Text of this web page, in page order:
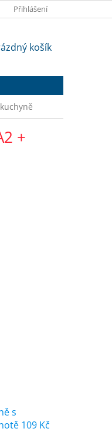
PLATBAPřihlášení
košík
+
s
109 Kč